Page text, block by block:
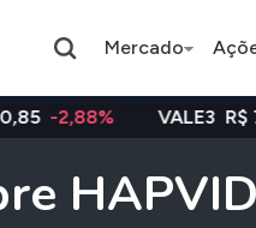
Mercado
VALE3 R$ 74,97 -